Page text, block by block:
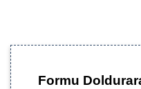
Formu